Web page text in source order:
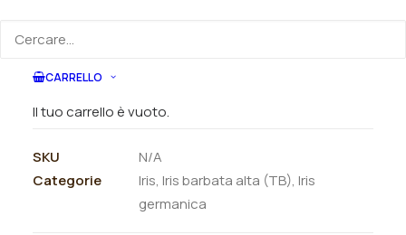
CARRELLO
Il tuo carrello è vuoto.
SKU
N/A
Categorie
Iris, Iris barbata alta (TB), Iris
germanica